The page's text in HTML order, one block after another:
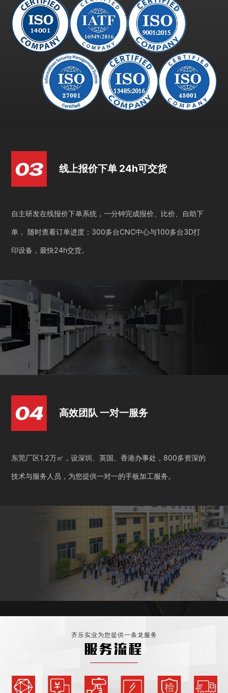
线上报价下单 24h可交货
自主研发在线报价下单系统，一分钟完成报价、比价、自助下
单， 随时查看订单进度；300多台CNC中心与100多台3D打
印设备，最快24h交货。
高效团队 一对一服务
东莞厂区1.2万㎡，设深圳、英国、香港办事处，800多资深的
技术与服务人员，为您提供一对一的手板加工服务。
齐乐实业为您提供一条龙服务
服务流程